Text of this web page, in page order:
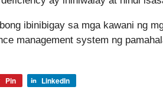
ibinibigay sa mga kawani ng
management system ng
Pin LinkedIn